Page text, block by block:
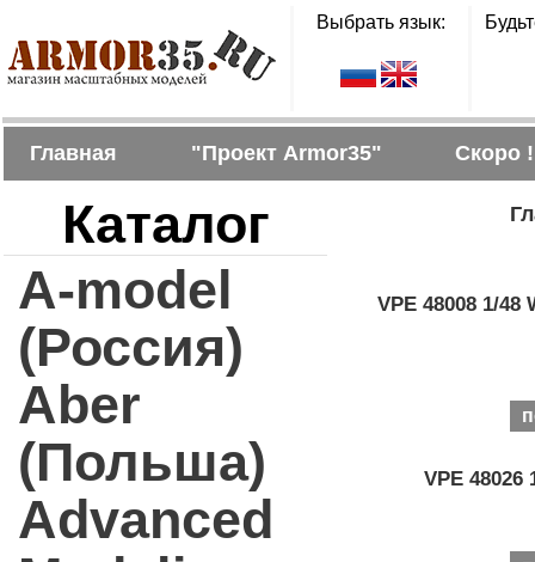
Выбрать язык:
Главная "Проект Armor35" Скоро !
Каталог
A-model
(Россия)
Aber
(Польша)
Advanced
VPE 48008 1/48
VPE 48026